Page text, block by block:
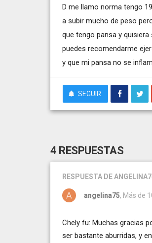
D me llamo norma tengo
a subir mucho de peso
que tengo pansa y
puedes recomendarme
y que mi pansa no se
SEGUIR
4 RESPUESTAS
RESPUESTA DE
angelina75, Más de
Chely fu: Muchas gracias
ser bastante aburridas, y